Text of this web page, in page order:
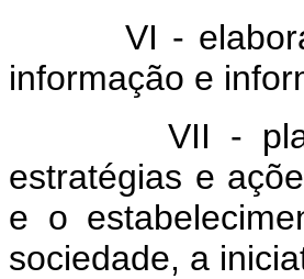
VI - elaborar e
informação e
VII -
estratégias e
e o
sociedade, a